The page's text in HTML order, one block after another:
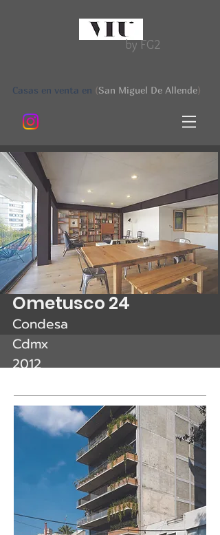
by FG2
Casas en venta en (San Miguel De Allende)
Ometusco 24
Condesa
Cdmx
2012